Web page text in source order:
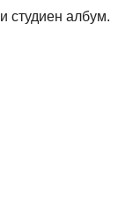
студиен албум.